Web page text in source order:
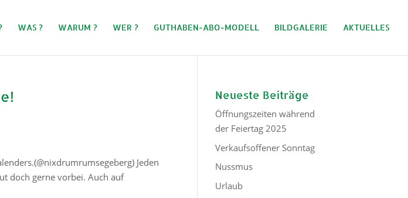
WAS ? WARUM ? WER ? GUTHABEN-ABO-MODELL BILDGALERIE AKTUELLES
Jeden
doch gerne vorbei. Auch auf
Neueste Beiträge
Öffnungszeiten während
der Feiertag 2025
Verkaufsoffener Sonntag
Nussmus
Urlaub